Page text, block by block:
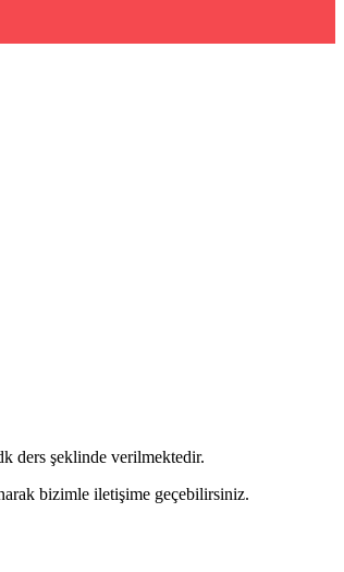
ders şeklinde verilmektedir.
bizimle iletişime geçebilirsiniz.